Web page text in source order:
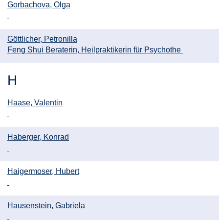
Gorbachova, Olga
Göttlicher, Petronilla
Feng Shui Beraterin, Heilpraktikerin für Psychothe
H
Haase, Valentin
Haberger, Konrad
Haigermoser, Hubert
Hausenstein, Gabriela